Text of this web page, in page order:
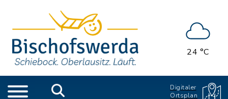
24 °C
Digitaler
Ortsplan